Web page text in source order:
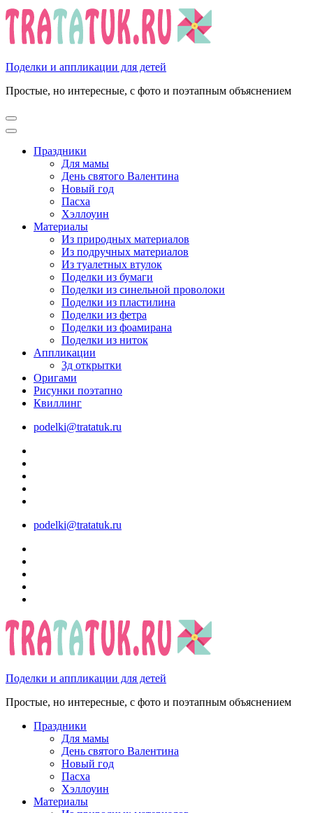
Перейти
к
содержимому
Enter)
Поделки и аппликации для детей
Простые, но интересные, с фото и поэтапным объяснением
Праздники
Для мамы
День святого Валентина
Новый год
Пасха
Хэллоуин
Материалы
Из природных материалов
Из подручных материалов
Из туалетных втулок
Поделки из бумаги
Поделки из синельной проволоки
Поделки из пластилина
Поделки из фетра
Поделки из фоамирана
Поделки из ниток
Аппликации
3д открытки
Оригами
Рисунки поэтапно
Квиллинг
podelki@tratatuk.ru
podelki@tratatuk.ru
Поделки и аппликации для детей
Простые, но интересные, с фото и поэтапным объяснением
Праздники
Для мамы
День святого Валентина
Новый год
Пасха
Хэллоуин
Материалы